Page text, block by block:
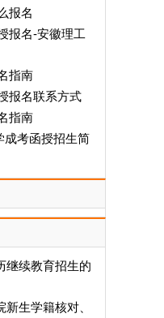
报名
报名-安徽理工
指南
报名联系方式
指南
成考函授招生简
继续教育招生的
生学籍核对、